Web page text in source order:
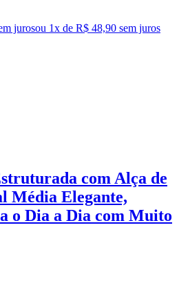
jurosou 1x de R$ 48,90 sem juros
com Alça de
Média Elegante,
o Dia a Dia com Muito